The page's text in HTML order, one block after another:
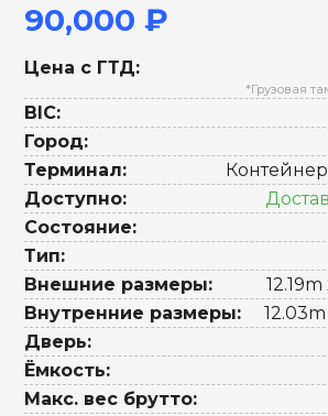
90,000 ₽
Цена с ГТД:
*Грузовая
BIC:
Город:
Терминал:
Доступно:
Состояние:
Тип:
Внешние размеры:
Внутренние размеры:
Дверь:
Ёмкость:
Макс. вес брутто: